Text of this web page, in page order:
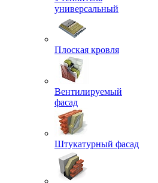
универсальный
Плоская кровля
Вентилируемый
фасад
Штукатурный фасад